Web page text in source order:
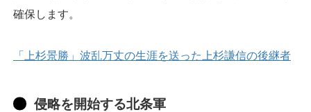
確保します。
「上杉景勝」波乱万丈の生涯を送った上杉謙信の後継者
侵略を開始する北条軍